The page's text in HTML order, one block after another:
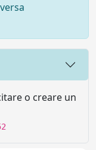
o creare un